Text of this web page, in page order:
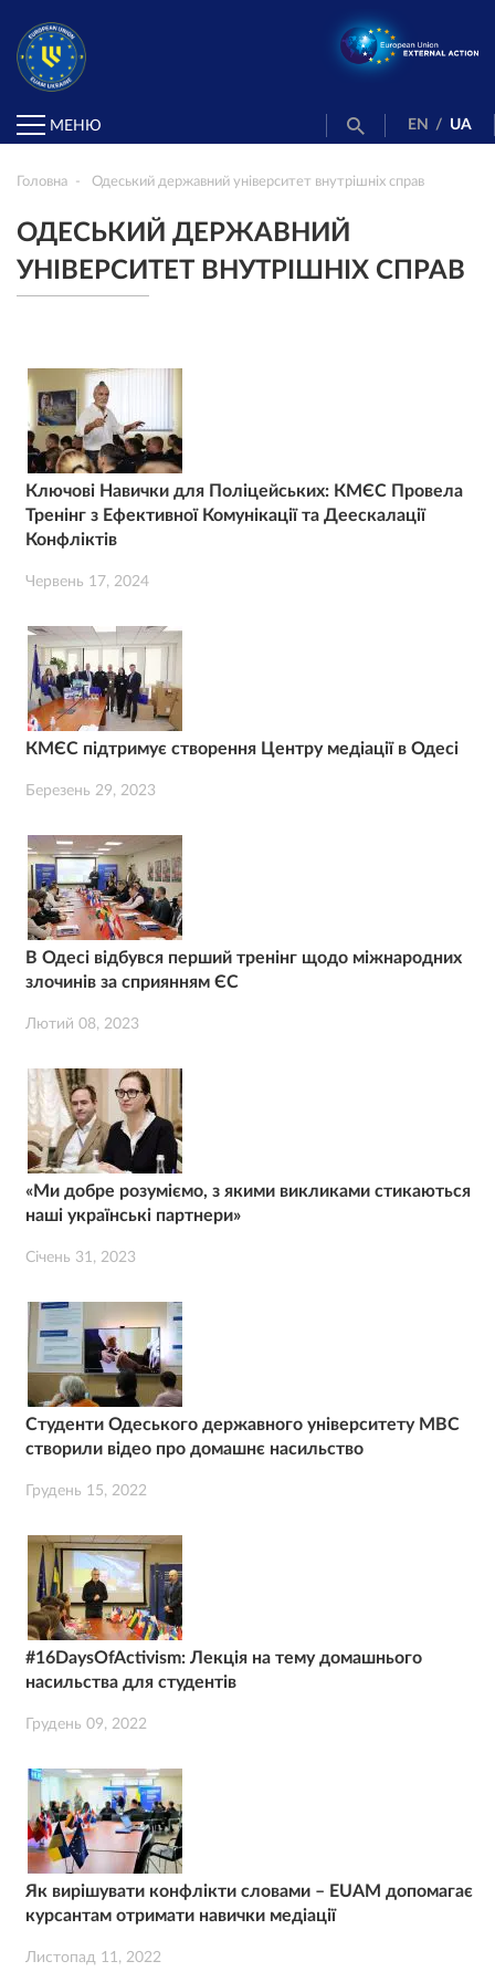
МЕНЮ EN / UA
Головна Одеський державний університет внутрішніх справ
ОДЕСЬКИЙ ДЕРЖАВНИЙ
УНІВЕРСИТЕТ ВНУТРІШНІХ СПРАВ
Ключові Навички для Поліцейських: КМЄС Провела
Тренінг з Ефективної Комунікації та Деескалації
Конфліктів
Червень 17, 2024
КМЄС підтримує створення Центру медіації в Одесі
Березень 29, 2023
В Одесі відбувся перший тренінг щодо міжнародних
злочинів за сприянням ЄС
Лютий 08, 2023
«Ми добре розуміємо, з якими викликами стикаються
наші українські партнери»
Січень 31, 2023
Студенти Одеського державного університету МВС
створили відео про домашнє насильство
Грудень 15, 2022
#16DaysOfActivism: Лекція на тему домашнього
насильства для студентів
Грудень 09, 2022
Як вирішувати конфлікти словами – EUAM допомагає
курсантам отримати навички медіації
Листопад 11, 2022